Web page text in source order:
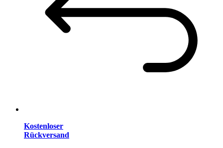
Kostenloser
Rückversand